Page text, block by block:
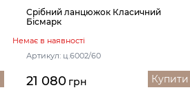
Срібний ланцюжок Класичний
Бісмарк
Немає в наявності
Артикул: ц.6002/60
21 080 грн Купити